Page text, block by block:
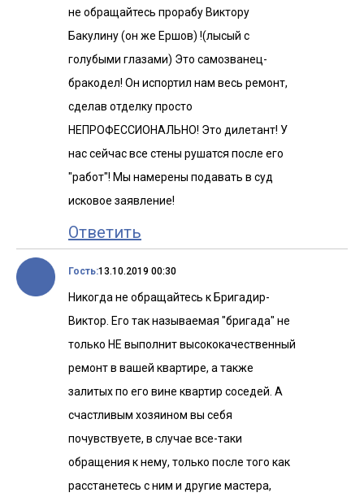
не обращайтесь прорабу Виктору
Бакулину (он же Ершов) !(лысый с
голубыми глазами) Это самозванец-
бракодел! Он испортил нам весь ремонт,
сделав отделку просто
НЕПРОФЕССИОНАЛЬНО! Это дилетант! У
нас сейчас все стены рушатся после его
"работ"! Мы намерены подавать в суд
исковое заявление!
Ответить
Гость:13.10.2019 00:30
Никогда не обращайтесь к Бригадир-
Виктор. Его так называемая "бригада" не
только НЕ выполнит высококачественный
ремонт в вашей квартире, а также
залитых по его вине квартир соседей. А
счастливым хозяином вы себя
почувствуете, в случае все-таки
обращения к нему, только после того как
расстанетесь с ним и другие мастера,